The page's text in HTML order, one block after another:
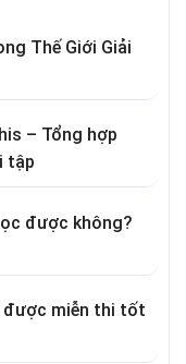
Thế Giới Giải
– Tổng hợp
tập
được không?
được miễn thi tốt